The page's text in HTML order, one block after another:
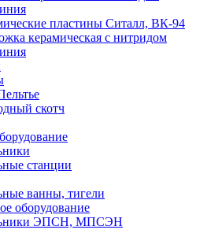
пластины Ситалл, ВК-94
керамическая с нитридом
скотч
станции
ванны, тигели
оборудование
ЭПСН, МПСЭН